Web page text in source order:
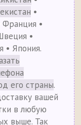
•
Франция •
•
• Япония.
его страны.
вашей
в любую
выше. Так